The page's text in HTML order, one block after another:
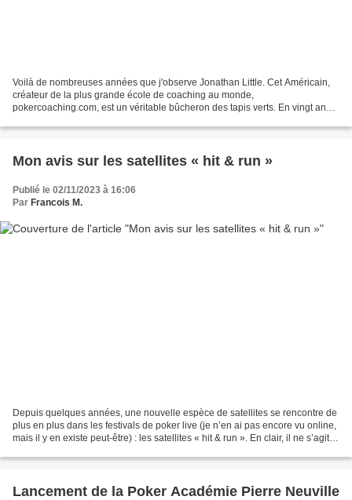
Voilà de nombreuses années que j'observe Jonathan Little. Cet Américain,
créateur de la plus grande école de coaching au monde,
pokercoaching.com, est un véritable bûcheron des tapis verts. En vingt ans
Mon avis sur les satellites « hit & run »
Publié le 02/11/2023 à 16:06
Par Francois M.
Depuis quelques années, une nouvelle espèce de satellites se rencontre de
plus en plus dans les festivals de poker live (je n’en ai pas encore vu online,
mais il y en existe peut-être) : les satellites « hit & run ». En clair, il ne s’agit
Lancement de la Poker Académie Pierre Neuville